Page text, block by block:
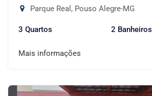
Parque Real, Pouso Alegre-MG
3 Quartos 2 Banheiros
Mais informações